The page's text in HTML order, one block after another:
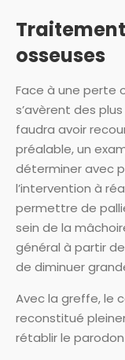
osseuses
Face à une perte
s’avèrent des
faudra avoir
préalable, un
déterminer avec
l’intervention à
permettre de
sein de la
général à partir
de diminuer
Avec la greffe, le
reconstitué
rétablir le